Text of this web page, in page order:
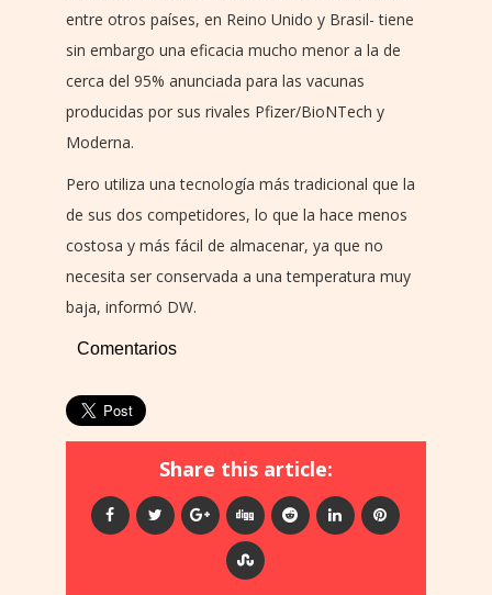
entre otros países, en Reino Unido y Brasil- tiene
sin embargo una eficacia mucho menor a la de
cerca del 95% anunciada para las vacunas
producidas por sus rivales Pfizer/BioNTech y
Moderna.
Pero utiliza una tecnología más tradicional que la
de sus dos competidores, lo que la hace menos
costosa y más fácil de almacenar, ya que no
necesita ser conservada a una temperatura muy
baja, informó DW.
Comentarios
Share this article: